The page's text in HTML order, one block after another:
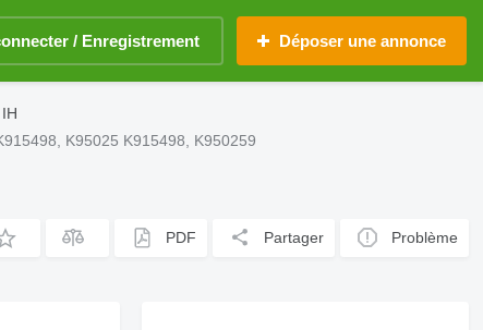
/ Enregistrement Déposer une annonce
K95025 K915498, K950259
PDF Partager Problème